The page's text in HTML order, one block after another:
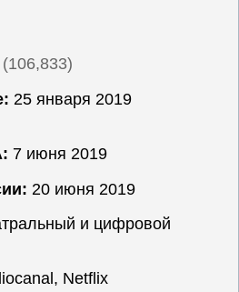
(106,833)
25 января 2019
7 июня 2019
20 июня 2019
и цифровой
Netflix